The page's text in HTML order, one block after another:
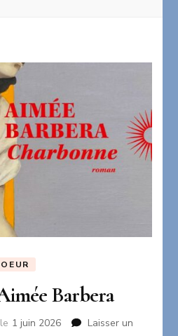
Barbera
1 juin 2026
Laisser un